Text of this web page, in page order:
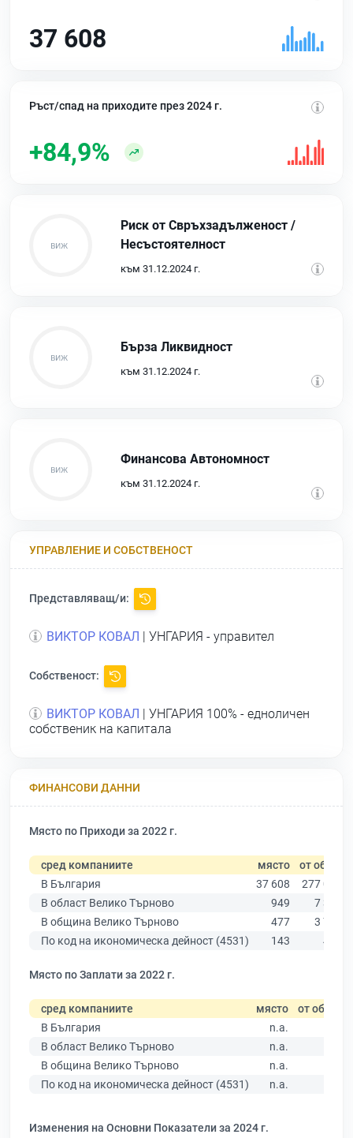
37 608
Ръст/спад на приходите през 2024 г.
+84,9%
Риск от Свръхзадълженост /
Несъстоятелност
към 31.12.2024 г.
Бърза Ликвидност
към 31.12.2024 г.
Финансова Автономност
към 31.12.2024 г.
УПРАВЛЕНИЕ И СОБСТВЕНОСТ
Представляващ/и:
ВИКТОР КОВАЛ | УНГАРИЯ - управител
Собственост:
ВИКТОР КОВАЛ
| УНГАРИЯ 100% - едноличен
собственик на капитала
ФИНАНСОВИ ДАННИ
Място по Приходи за 2022 г.
сред компаниите място от общо
В България
37 608
277 019
В област Велико Търново
949
7 358
В община Велико Търново
477
3 762
По код на икономическа дейност (4531)
143 449
Място по Заплати за 2022 г.
сред компаниите място от общо
В България
n.a.
В област Велико Търново
n.a.
В община Велико Търново
n.a.
По код на икономическа дейност (4531)
n.a.
Изменения на Основни Показатели за 2024 г.